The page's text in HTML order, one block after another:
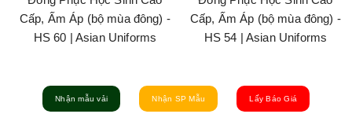
Cấp, Ấm Áp (bộ mùa đông) -
HS 60 | Asian Uniforms
Cấp, Ấm Áp (bộ mùa đông) -
HS 54 | Asian Uniforms
Nhận mẫu vải Nhận SP Mẫu Lấy Báo Giá